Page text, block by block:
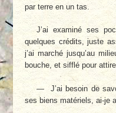
par terre en un tas.
J’ai examiné ses
quelques crédits, juste
j’ai marché jusqu’au
bouche, et sifflé pour
— J’ai besoin de
ses biens matériels, ai-je